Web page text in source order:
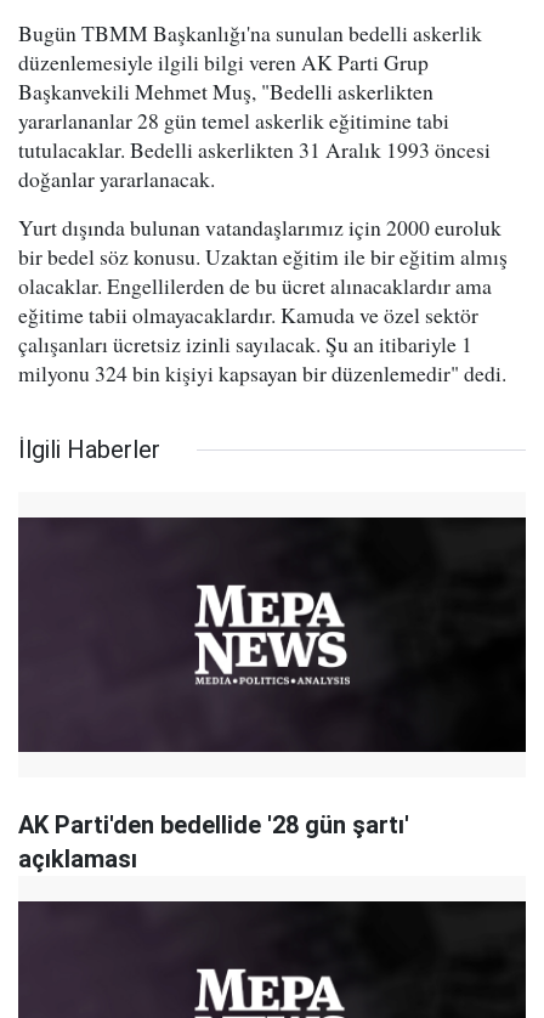
Bugün TBMM Başkanlığı'na sunulan bedelli askerlik
düzenlemesiyle ilgili bilgi veren AK Parti Grup
Başkanvekili Mehmet Muş, "Bedelli askerlikten
yararlananlar 28 gün temel askerlik eğitimine tabi
tutulacaklar. Bedelli askerlikten 31 Aralık 1993 öncesi
doğanlar yararlanacak.
Yurt dışında bulunan vatandaşlarımız için 2000 euroluk
bir bedel söz konusu. Uzaktan eğitim ile bir eğitim almış
olacaklar. Engellilerden de bu ücret alınacaklardır ama
eğitime tabii olmayacaklardır. Kamuda ve özel sektör
çalışanları ücretsiz izinli sayılacak. Şu an itibariyle 1
milyonu 324 bin kişiyi kapsayan bir düzenlemedir" dedi.
İlgili Haberler
AK Parti'den bedellide '28 gün şartı'
açıklaması